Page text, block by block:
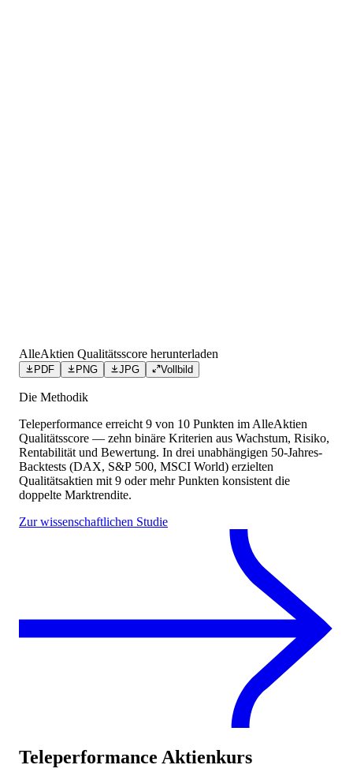
AlleAktien Qualitätsscore herunterladen
PDF PNG JPG Vollbild
Die Methodik
Teleperformance erreicht 9 von 10 Punkten im AlleAktien
Qualitätsscore — zehn binäre Kriterien aus Wachstum, Risiko,
Rentabilität und Bewertung. In drei unabhängigen 50-Jahres-
Backtests (DAX, S&P 500, MSCI World) erzielten
Qualitätsaktien mit 9 oder mehr Punkten konsistent die
doppelte Marktrendite.
Zur wissenschaftlichen Studie
Teleperformance Aktienkurs